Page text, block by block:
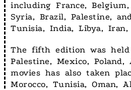
including France,
Syria, Brazil, Palestine,
Tunisia, India, Libya,
The fifth edition was
Palestine, Mexico,
movies has also taken
Morocco, Tunisia, Oman,